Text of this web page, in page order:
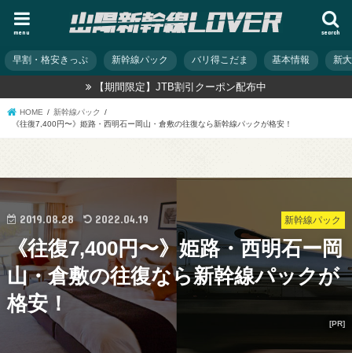
search
menu
早割・格安きっぷ 新幹線パック バリ得こだま 基本情報 新
【期間限定】JTB割引クーポン配布中
HOME
新幹線パック
《往復7,400円〜》姫路・西明石ー岡山・倉敷の往復なら新幹線パックが格安！
新幹線パック
2019.08.28 2022.04.19
《往復7,400円〜》姫路・西明石ー岡
山・倉敷の往復なら新幹線パックが
格安！